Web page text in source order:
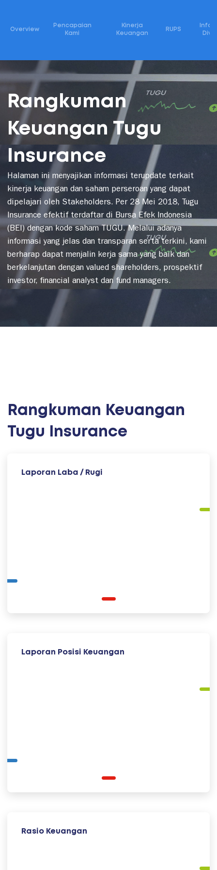
Rangkuman
Keuangan Tugu
Insurance
Halaman ini menyajikan informasi terupdate terkait
kinerja keuangan dan saham perseroan yang dapat
dipelajari oleh Stakeholders. Per 28 Mei 2018, Tugu
Insurance efektif terdaftar di Bursa Efek Indonesia
(BEI) dengan kode saham TUGU. Melalui adanya
informasi yang jelas dan transparan serta terkini, kami
berharap dapat menjalin kerja sama yang baik dan
berkelanjutan dengan valued shareholders, prospektif
investor, financial analyst dan fund managers.
Overview
Pencapaian
Kami
Kinerja
Keuangan
RUPS
Rangkuman Keuangan
Tugu Insurance
Laporan Laba / Rugi
Laporan Posisi Keuangan
Rasio Keuangan